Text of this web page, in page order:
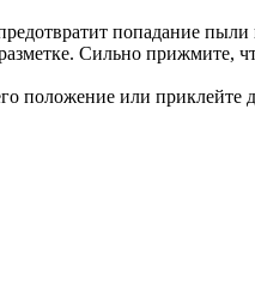
попадание пыли
Сильно прижмите,
положение или приклейте